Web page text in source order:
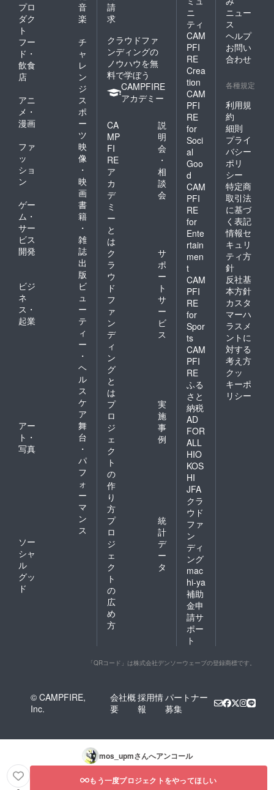
プロ
ダク
ト
音
楽
フー
ド・
飲食
店
チ
ャ
レ
ン
ジ
アニ
メ・
漫画
ス
ポ
ー
ツ
ファ
ッ
ショ
ン
映
像
・
映
画
ゲー
ム・
サー
ビス
開発
書
籍
・
雑
誌
出
版
ビジ
ネ
ス・
起業
ビ
ュ
ー
テ
ィ
ー
・
ヘ
ル
ス
ケ
ア
アー
ト・
写真
舞
台
・
パ
フ
ォ
ー
マ
ン
ス
ソー
シャ
ル
グッ
ド
請
求
クラウドファ
ンディングの
ノウハウを無
料で学ぼう
CAMPFIRE
アカデミー
CA
MP
FI
RE
ア
カ
デ
ミ
ー
と
は
説
明
会
・
相
談
会
ク
ラ
ウ
ド
フ
ァ
ン
デ
ィ
ン
グ
と
は
サ
ポ
ー
ト
サ
ー
ビ
ス
プ
ロ
ジ
ェ
ク
ト
の
作
り
方
実
施
事
例
プ
ロ
ジ
ェ
ク
ト
の
広
め
方
統
計
デ
ー
タ
ニ
ティ
CAM
PFI
RE
Crea
tion
CAM
PFI
RE
for
Soci
al
Goo
d
CAM
PFI
RE
for
Ente
rtain
men
t
CAM
PFI
RE
for
Spor
ts
CAM
PFI
RE
ふる
さと
納税
AD
FOR
ALL
HIO
KOS
HI
JFA
クラ
ウド
ファ
ン
ディ
ング
mac
hi-ya
補助
金申
請サ
ポー
ト
ニュー
ス
ヘルプ
お問い
合わせ
各種規定
利用規
約
細則
プライ
バシー
ポリ
シー
特定商
取引法
に基づ
く表記
情報セ
キュリ
ティ方
針
反社基
本方針
カスタ
マーハ
ラスメ
ントに
対する
考え方
クッ
キーポ
リシー
「QRコード」は株式会社デンソーウェーブの登録商標です。
© CAMPFIRE,
Inc.
会社概
要
採用情
報
パートナー
募集
mos_upmさんへアンコール
もう一度プロジェクトをやってほしい